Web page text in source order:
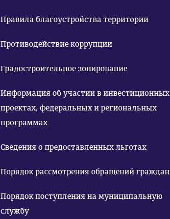
Правила благоустройства территории
Противодействие коррупции
Градостроительное зонирование
Информация об участии в инвестиционных
проектах, федеральных и региональных
программах
Сведения о предоставленных льготах
Порядок рассмотрения обращений граждан
Порядок поступления на муниципальную
службу